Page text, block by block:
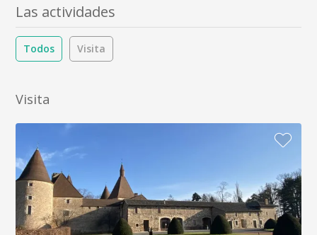
Las actividades
Todos Visita
Visita